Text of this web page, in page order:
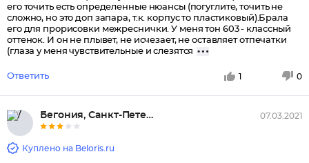
его точить есть определенные нюансы (погуглите, точить не
сложно, но это доп запара, т.к. корпус то пластиковый).Брала
его для прорисовки межреснички. У меня тон 603 - классный
оттенок. И он не плывет, не исчезает, не оставляет отпечатки
(глаза у меня чувствительные и слезятся
Ответить 1 0
Бегония, Санкт-Петербург 07.03.2021
Куплено на Beloris.ru